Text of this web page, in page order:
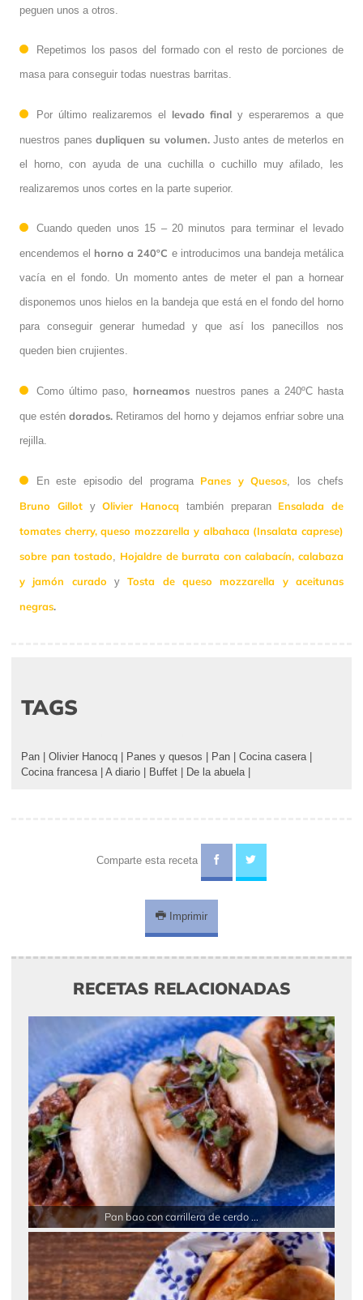
peguen unos a otros.
Repetimos los pasos del formado con el resto de porciones de
masa para conseguir todas nuestras barritas.
Por último realizaremos el levado final y esperaremos a que
nuestros panesdupliquen su volumen.Justo antes de meterlos en
el horno, con ayuda de una cuchilla o cuchillo muy afilado, les
realizaremos unos cortes en la parte superior.
Cuando queden unos 15 – 20 minutos para terminar el levado
encendemos el horno a 240ºC e introducimos una bandeja metálica
vacía en el fondo. Un momento antes de meter el pan a hornear
disponemos unos hielos en la bandeja que está en el fondo del horno
para conseguir generar humedad y que así los panecillos nos
queden bien crujientes.
Como último paso, horneamos nuestros panes a 240ºC hasta
que estén dorados. Retiramos del horno y dejamos enfriar sobre una
rejilla.
En este episodio del programa Panes y Quesos, los chefs
Bruno GillotyOlivier Hanocq también preparan Ensalada de
tomates cherry, queso mozzarella y albahaca (Insalata caprese)
sobre pan tostado, Hojaldre de burrata con calabacín, calabaza
y jamón curado
y
Tosta de queso mozzarella y aceitunas
negras.
TAGS
Pan Olivier Hanocq Panes y quesos Pan Cocina casera|
Cocina francesa| A diario Buffet De la abuela|
Comparte esta receta
Imprimir
RECETAS RELACIONADAS
Pan bao con carrillera de cerdo ...